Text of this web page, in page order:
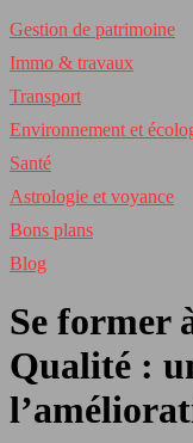
Gestion de patrimoine
Immo & travaux
Transport
Environnement et
Santé
Astrologie et voyance
Bons plans
Blog
Se former
Qualité :